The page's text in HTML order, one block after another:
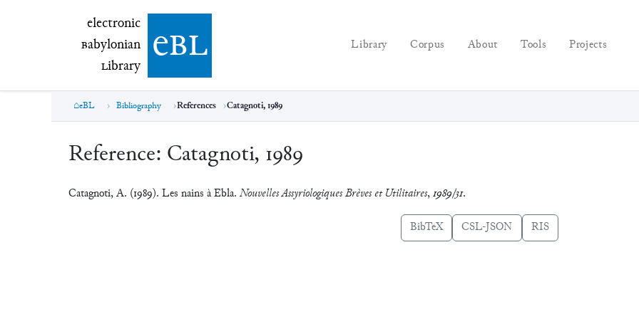
electronic Babylonian Library (eBL)
electronic
Babylonian
Library ebl Library Corpus About Tools Projects
eBL Bibliography References Catagnoti, 1989
Reference: Catagnoti, 1989
Catagnoti, A. (1989). Les nains à Ebla. Nouvelles Assyriologiques Brèves et Utilitaires,1989/31.
BibTeX CSL-JSON RIS